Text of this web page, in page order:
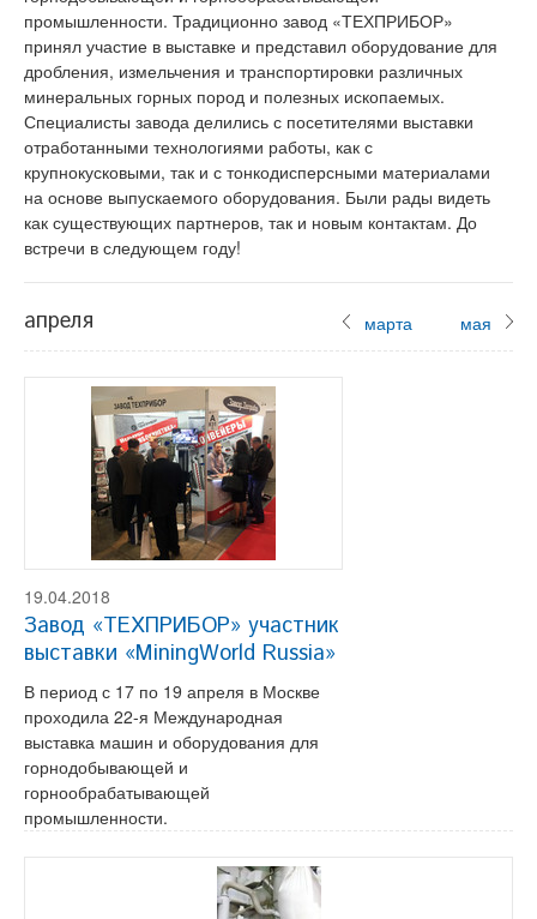
промышленности. Традиционно завод «ТЕХПРИБОР»
принял участие в выставке и представил оборудование для
дробления, измельчения и транспортировки различных
минеральных горных пород и полезных ископаемых.
Специалисты завода делились с посетителями выставки
отработанными технологиями работы, как с
крупнокусковыми, так и с тонкодисперсными материалами
на основе выпускаемого оборудования. Были рады видеть
как существующих партнеров, так и новым контактам. До
встречи в следующем году!
марта мая
апреля
19.04.2018
Завод «ТЕХПРИБОР» участник
выставки «MiningWorld Russia»
В период с 17 по 19 апреля в Москве
проходила 22-я Международная
выставка машин и оборудования для
горнодобывающей и
горнообрабатывающей
промышленности.